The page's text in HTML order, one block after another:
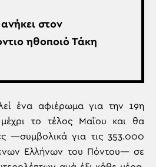
στον
ηθοποιό Τάκη
ένα αφιέρωμα για την 19η
το τέλος Μαΐου και θα
—συμβολικά για τις 353.000
Ελλήνων του Πόντου— σε